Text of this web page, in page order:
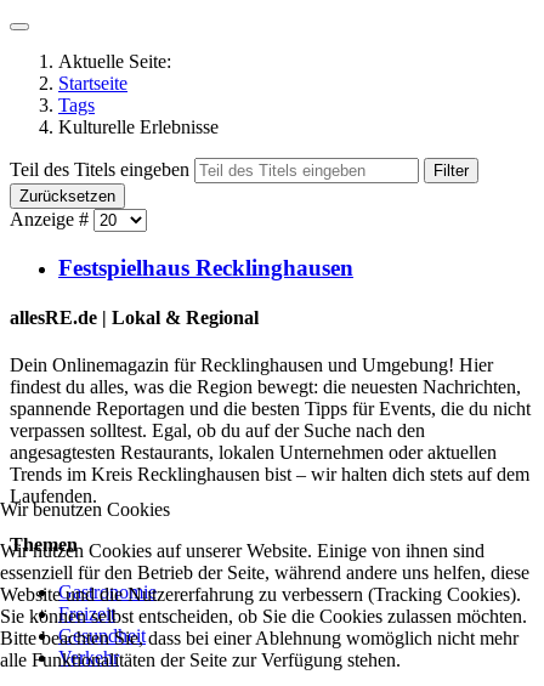
Aktuelle Seite:
Startseite
Tags
Kulturelle Erlebnisse
Teil des Titels eingeben
Filter
Zurücksetzen
Anzeige #
Festspielhaus Recklinghausen
allesRE.de | Lokal & Regional
Dein Onlinemagazin für Recklinghausen und Umgebung! Hier
findest du alles, was die Region bewegt: die neuesten Nachrichten,
spannende Reportagen und die besten Tipps für Events, die du nicht
verpassen solltest. Egal, ob du auf der Suche nach den
angesagtesten Restaurants, lokalen Unternehmen oder aktuellen
Trends im Kreis Recklinghausen bist – wir halten dich stets auf dem
Laufenden.
Themen
Gastronomie
Freizeit
Gesundheit
Verkehr
Wir benutzen Cookies
Wir nutzen Cookies auf unserer Website. Einige von ihnen sind
essenziell für den Betrieb der Seite, während andere uns helfen, diese
Website und die Nutzererfahrung zu verbessern (Tracking Cookies).
Sie können selbst entscheiden, ob Sie die Cookies zulassen möchten.
Bitte beachten Sie, dass bei einer Ablehnung womöglich nicht mehr
alle Funktionalitäten der Seite zur Verfügung stehen.